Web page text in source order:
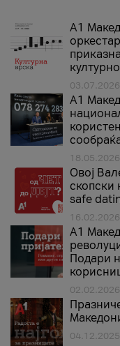
А1
03.07.2026
A1
18.05.2026
Овој
скопски
safe
16.02.2026
А1
Подари
02.02.2026
04.12.2025